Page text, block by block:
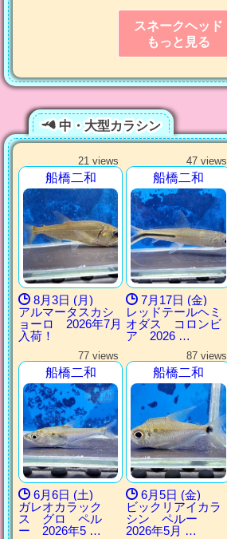
スネークヘッド
もっと見る
中・大型カラシン
21 views
船橋二和
8月3日 (月)
アルマータスカシ
ョーロ 2026年7月
入荷！
47 views
船橋二和
7月17日 (金)
レッドテールヘミ
オダス コロンビ
ア 2026 …
77 views
船橋二和
6月6日 (土)
ガレオカラック
ス グロ ペル
ー 2026年5 …
87 views
船橋二和
6月5日 (金)
ビックリアイカラ
シン ペルー
2026年5月 …